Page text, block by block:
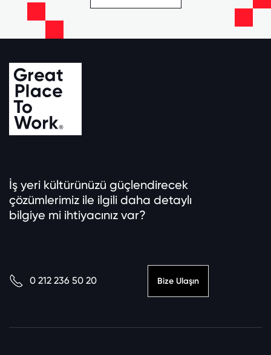
İş yeri kültürünüzü güçlendirecek
çözümlerimiz ile ilgili daha detaylı
bilgiye mi ihtiyacınız var?
0 212 236 50 20 Bize Ulaşın